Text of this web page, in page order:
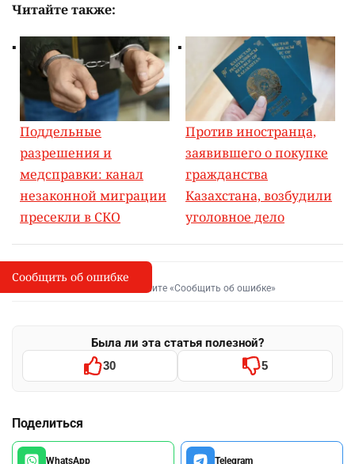
Читайте также:
Поддельные
разрешения и
медсправки: канал
незаконной миграции
пресекли в СКО
Против иностранца,
заявившего о покупке
гражданства
Казахстана, возбудили
уголовное дело
I
Сообщить об опечатке
Выделите фрагмент и нажмите «Сообщить об ошибке»
Была ли эта статья полезной?
30 5
Поделиться
WhatsApp Telegram
Сообщить об ошибке